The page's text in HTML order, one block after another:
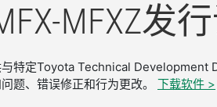
MFXZ发行
特定Toyota Technical Development
题、错误修正和行为更改。 下载软件 >